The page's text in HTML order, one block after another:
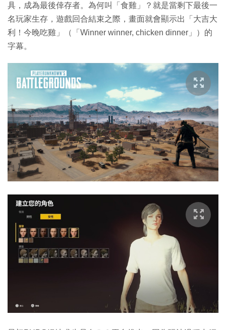
具，成為最後倖存者。為何叫「食雞」？就是當剩下最後一
名玩家生存，遊戲回合結束之際，畫面就會顯示出「大吉大
利！今晚吃雞」（「Winner winner, chicken dinner」）的
字幕。